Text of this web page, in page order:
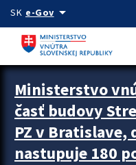
Preskocit na hlavný obsah
SK e-Govarrow_drop_down
Ministerstvo
časť budovy
PZ v Bratislave,
nastupuje 180